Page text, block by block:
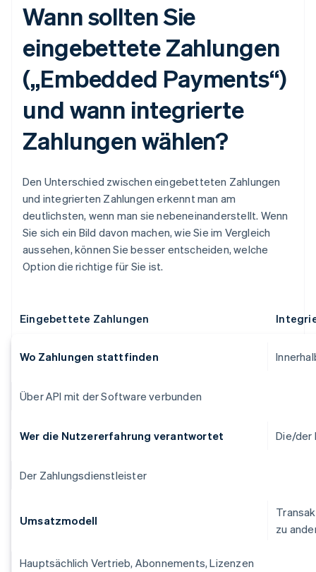
Wann sollten Sie
eingebettete Zahlungen
(„Embedded Payments“)
und wann integrierte
Zahlungen wählen?
Den Unterschied zwischen eingebetteten Zahlungen
und integrierten Zahlungen erkennt man am
deutlichsten, wenn man sie nebeneinanderstellt. Wenn
Sie sich ein Bild davon machen, wie Sie im Vergleich
aussehen, können Sie besser entscheiden, welche
Option die richtige für Sie ist.
Eingebettete Zahlungen
Wo Zahlungen stattfinden
Über API mit der Software verbunden
Wer die Nutzererfahrung verantwortet Die/der
Der Zahlungsdienstleister
Umsatzmodell
zu
Hauptsächlich Vertrieb, Abonnements, Lizenzen